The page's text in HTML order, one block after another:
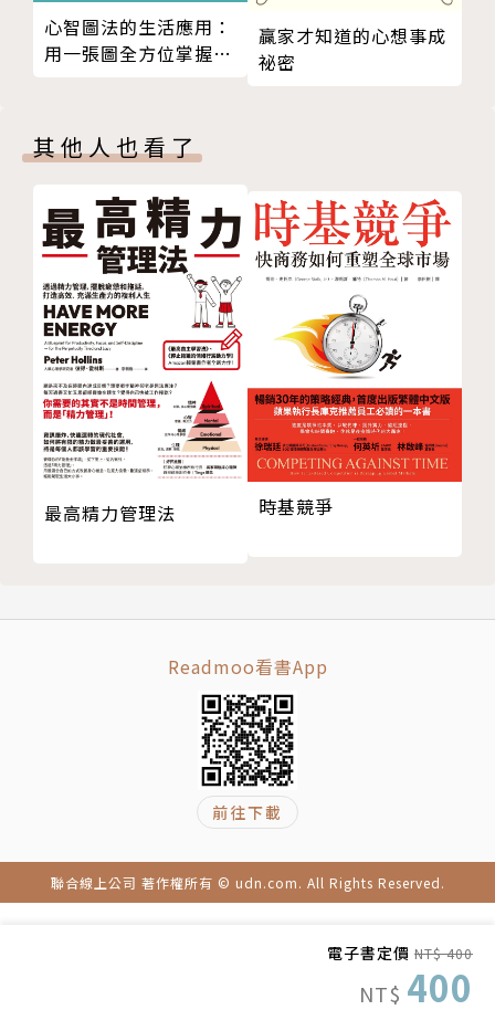
電子書定價 NT$ 400
NT$ 400
是談判，通過談判鍛鍊可以提升邏輯力、表達力、溝通
力、說服力、斡旋力、仲裁力、決策力、分配力。
功學！
作者簡介
王時成
成功大學外文系畢。基德福來企管顧問公司總經理，北
京大學影音出版社講座，曾任教於經濟部專業人才研究
中心、台灣工研院、中國生產力中心、新竹科學園區、
北京時代光華、中國移動、工商銀行金融培訓學校、招
銀大學、廣發商學院等，為海峽兩岸知名管理學與談判
學資深講師，曾任職於集團企業高層主管，外商在台代
理商總經理，擁有豐富談判實務經驗。首創談判學「形
勢理籌碼」、「TIP物理籌碼」、「ICE心理籌碼」，
心智圖法的生活應用：
用一張圖全方位掌握高
贏家才知道的心想事成
祕密
其他人也看了
最高精力管理法 時基競爭
Readmoo看書App
前往下載
聯合線上公司 著作權所有 © udn.com. All Rights Reserved.